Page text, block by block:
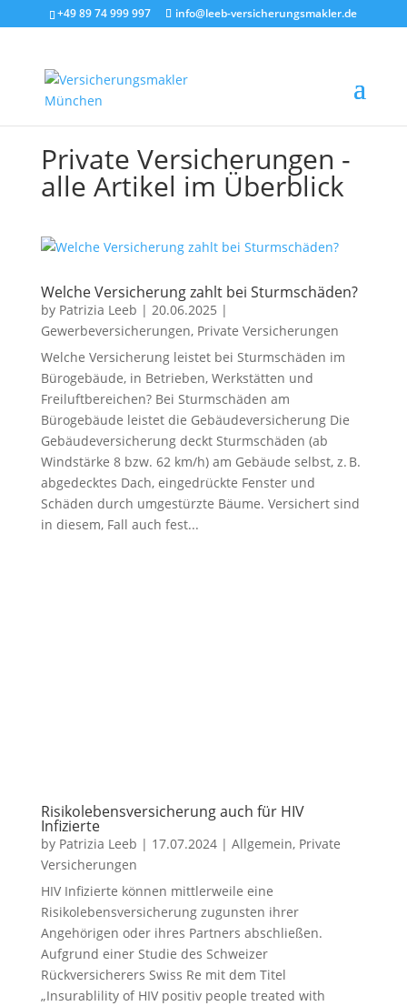
+49 89 74 999 997 info@leeb-versicherungsmakler.de
Private Versicherungen -
alle Artikel im Überblick
Welche Versicherung zahlt bei Sturmschäden?
by Patrizia Leeb | 20.06.2025 |
Gewerbeversicherungen, Private Versicherungen
Welche Versicherung leistet bei Sturmschäden im
Bürogebäude, in Betrieben, Werkstätten und
Freiluftbereichen? Bei Sturmschäden am
Bürogebäude leistet die Gebäudeversicherung Die
Gebäudeversicherung deckt Sturmschäden (ab
Windstärke 8 bzw. 62 km/h) am Gebäude selbst, z. B.
abgedecktes Dach, eingedrückte Fenster und
Schäden durch umgestürzte Bäume. Versichert sind
in diesem, Fall auch fest...
Risikolebensversicherung auch für HIV
Infizierte
by Patrizia Leeb | 17.07.2024| Allgemein, Private
Versicherungen
HIV Infizierte können mittlerweile eine
Risikolebensversicherung zugunsten ihrer
Angehörigen oder ihres Partners abschließen.
Aufgrund einer Studie des Schweizer
Rückversicherers Swiss Re mit dem Titel
„Insurablility of HIV positiv people treated with